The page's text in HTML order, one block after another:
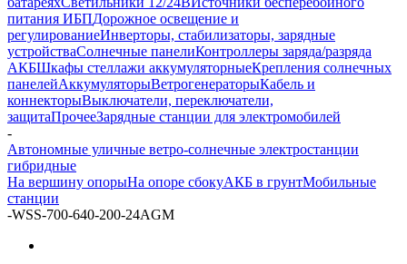
питания ИБПДорожное освещение и
регулированиеИнверторы, стабилизаторы, зарядные
устройстваСолнечные панелиКонтроллеры заряда/разряда
АКБШкафы стеллажи аккумуляторныеКрепления солнечных
панелейАккумуляторыВетрогенераторыКабель и
коннекторыВыключатели, переключатели,
защитаПрочееЗарядные станции для электромобилей
-
Автономные уличные ветро-солнечные электростанции
гибридные
На вершину опорыНа опоре сбокуАКБ в грунтМобильные
станции
-WSS-700-640-200-24AGM